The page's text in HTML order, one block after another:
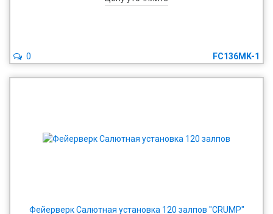
FC136MK-1
0
Фейерверк Салютная установка 120 залпов "CRUMP"